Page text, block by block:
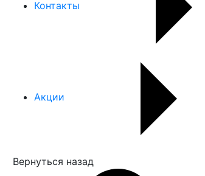
Контакты
Акции
Вернуться назад